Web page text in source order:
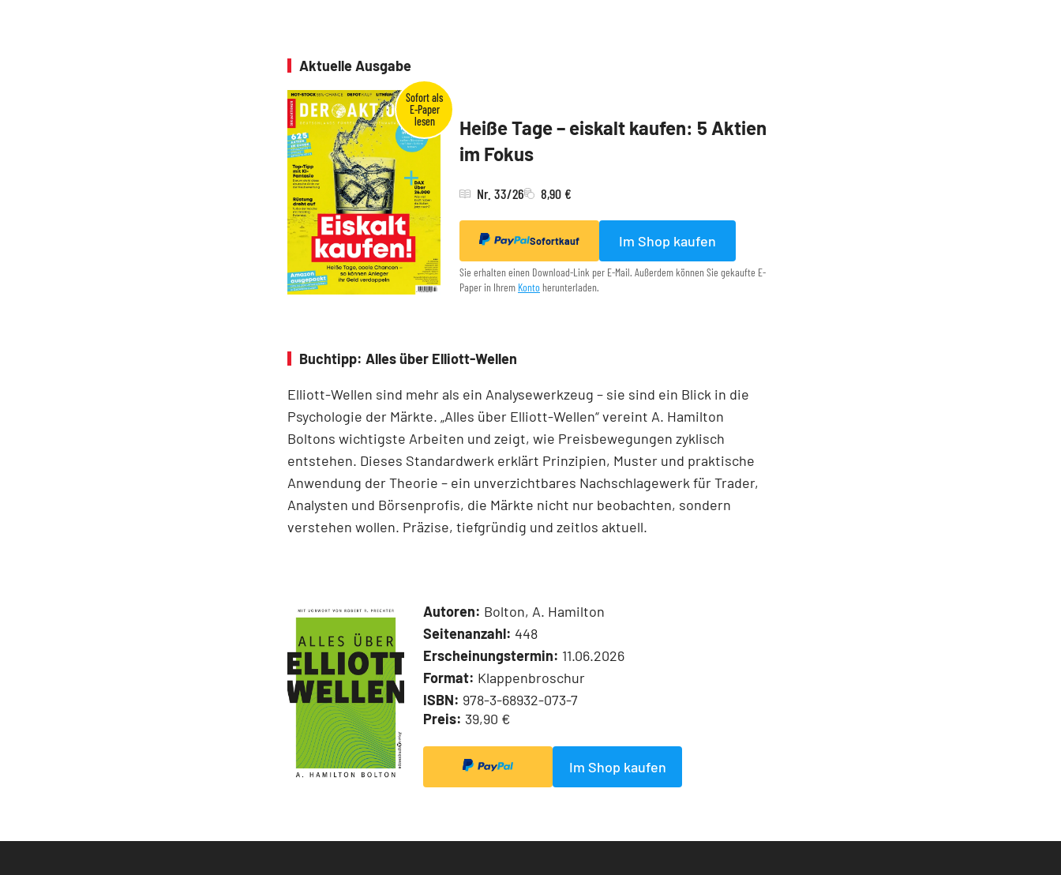
Aktuelle Ausgabe
Heiße Tage – eiskalt kaufen: 5 Aktien
im Fokus
Nr. 33/26 8,90 €
Sofortkauf Im Shop kaufen
Sie erhalten einen Download-Link per E-Mail. Außerdem können Sie gekaufte E-
Paper in Ihrem Konto herunterladen.
Buchtipp: Alles über Elliott-Wellen
Elliott-Wellen sind mehr als ein Analysewerkzeug – sie sind ein Blick in die
Psychologie der Märkte. „Alles über Elliott-Wellen“ vereint A. Hamilton
Boltons wichtigste Arbeiten und zeigt, wie Preisbewegungen zyklisch
entstehen. Dieses Standardwerk erklärt Prinzipien, Muster und praktische
Anwendung der Theorie – ein unverzichtbares Nachschlagewerk für Trader,
Analysten und Börsenprofis, die Märkte nicht nur beobachten, sondern
verstehen wollen. Präzise, tiefgründig und zeitlos aktuell.
Autoren: Bolton, A. Hamilton
Seitenanzahl: 448
Erscheinungstermin: 11.06.2026
Format: Klappenbroschur
ISBN: 978-3-68932-073-7
Preis: 39,90 €
Im Shop kaufen